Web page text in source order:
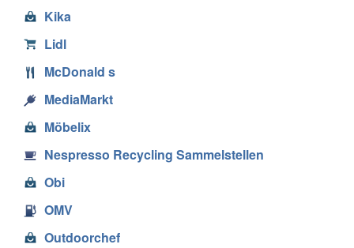
Kika
Lidl
McDonald s
MediaMarkt
Möbelix
Nespresso Recycling Sammelstellen
Obi
OMV
Outdoorchef